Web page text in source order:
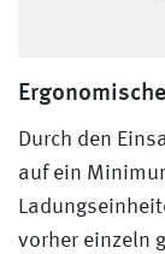
Durch den
auf ein
vorher einzeln